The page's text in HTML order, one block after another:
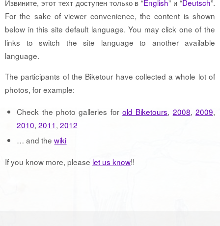
Извините, этот техт доступен только в “English” и “Deutsch”.
For the sake of viewer convenience, the content is shown
below in this site default language. You may click one of the
links to switch the site language to another available
language.
The participants of the Biketour have collected a whole lot of
photos, for example:
Check the photo galleries forold Biketours, 2008,2009,
2010,2011,2012
… and thewiki
If you know more, please let us know!!